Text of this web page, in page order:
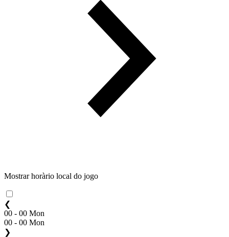
Mostrar horàrio local do jogo
❮
00 - 00 Mon
00 - 00 Mon
❯